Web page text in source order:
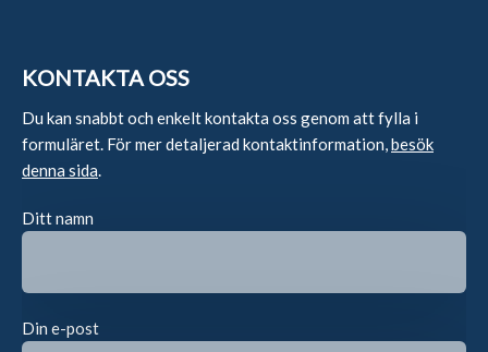
KONTAKTA OSS
Du kan snabbt och enkelt kontakta oss genom att fylla i
formuläret. För mer detaljerad kontaktinformation,besök
denna sida.
Ditt namn
Din e-post